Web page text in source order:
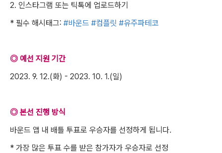
2. 인스타그램 또는 틱톡에 업로드하기
* 필수 해시태그: #바운드 #컴플릿 #유주파테코
◎ 예선 지원 기간
2023. 9. 12.(화) - 2023. 10. 1.(일)
◎ 본선 진행 방식
바운드 앱 내 배틀 투표로 우승자를 선정하게 됩니다.
* 가장 많은 투표 수를 받은 참가자가 우승자로 선정